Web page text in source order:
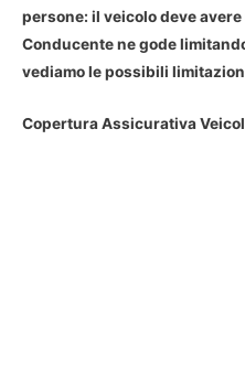
persone: il veicolo deve
Conducente ne gode
vediamo le possibili
Copertura Assicurativa